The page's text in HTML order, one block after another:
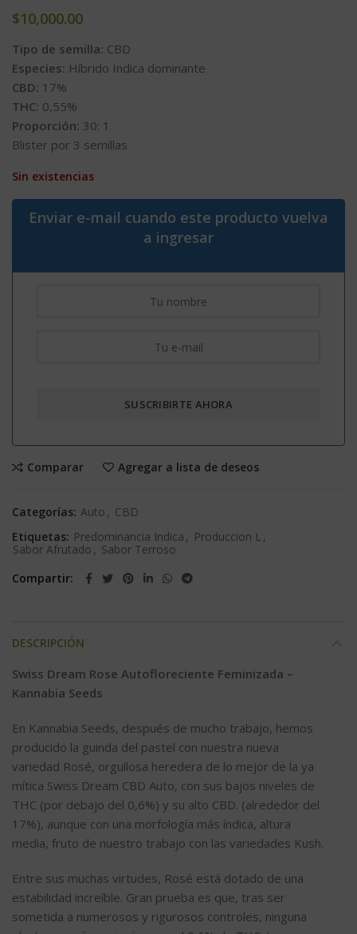
$10,000.00
Tipo de semilla: CBD
Especies: Híbrido Indica dominante
CBD: 17%
THC: 0,55%
Proporción: 30: 1
Blister por 3 semillas
Sin existencias
Enviar e-mail cuando este producto vuelva
a ingresar
Comparar Agregar a lista de deseos
Categorías: Auto , CBD
Etiquetas: Predominancia Indica , Produccion L ,
Sabor Afrutado , Sabor Terroso
Compartir
DESCRIPCIÓN
Swiss Dream Rose Autofloreciente Feminizada –
Kannabia Seeds
En Kannabia Seeds, después de mucho trabajo, hemos
producido la guinda del pastel con nuestra nueva
variedad Rosé, orgullosa heredera de lo mejor de la ya
mítica Swiss Dream CBD Auto, con sus bajos niveles de
THC (por debajo del 0,6%) y su alto CBD. (alrededor del
17%), aunque con una morfología más índica, altura
media, fruto de nuestro trabajo con las variedades Kush.
Entre sus muchas virtudes, Rosé está dotado de una
estabilidad increíble. Gran prueba es que, tras ser
sometida a numerosos y rigurosos controles, ninguna